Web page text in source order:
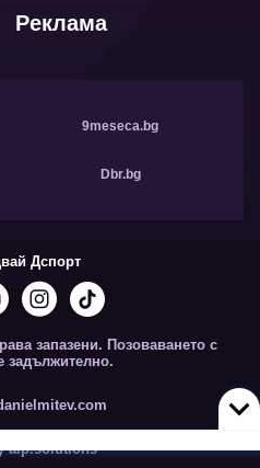
Реклама
9meseca.bg
Dbr.bg
Дспорт
запазени. Позоваването с
задължително.
aip.solutions